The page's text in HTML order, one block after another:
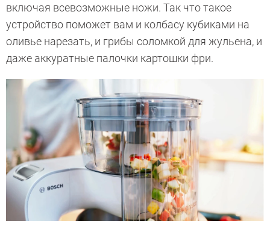
включая всевозможные ножи. Так что такое
устройство поможет вам и колбасу кубиками на
оливье нарезать, и грибы соломкой для жульена, и
даже аккуратные палочки картошки фри.